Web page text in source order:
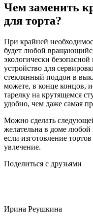
Чем заменить
для торта?
При крайней
будет любой
экологически
устройство для
стеклянный поддон в
можете, в конце концов,
тарелку на крутящемся
удобно, чем даже самая
Можно сделать
желательна в доме
если изготовление
увлечение.
Поделиться с друзьями
Ирина Реушкина